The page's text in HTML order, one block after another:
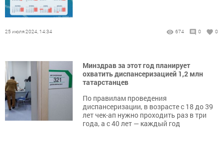
25 июля 2024, 14:34 674 0 0
Минздрав за этот год планирует
охватить диспансеризацией 1,2 млн
татарстанцев
По правилам проведения
диспансеризации, в возрасте с 18 до 39
лет чек-ап нужно проходить раз в три
года, а с 40 лет — каждый год